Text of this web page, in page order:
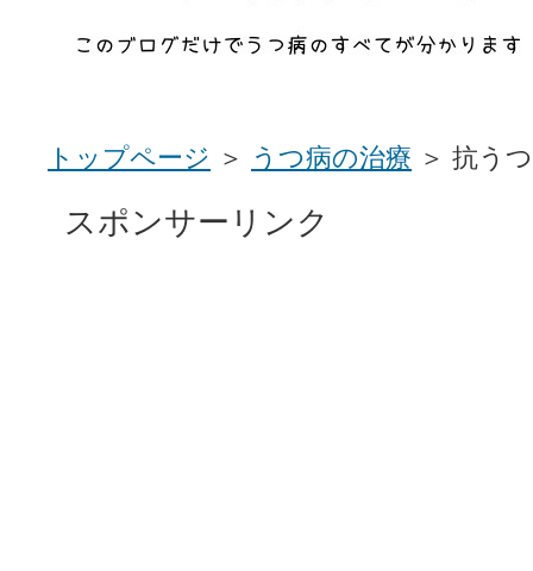
トップページ ＞ うつ病の治療 ＞ 抗う
スポンサーリンク